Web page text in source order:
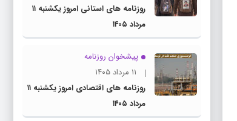
روزنامه های استانی امروز یکشنبه ۱۱
مرداد ۱۴۰۵
پیشخوان روزنامه
۱۱ مرداد ۱۴۰۵
روزنامه های اقتصادی امروز یکشنبه ۱۱
مرداد ۱۴۰۵